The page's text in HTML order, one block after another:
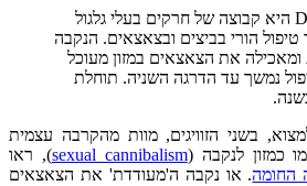
צבתנאים Dermaptera היא קבוצה של חרקים בעלי גלגול
טיפול הורי בביצים ובצאצאים. הנקבה
ומאכילה את הצאצאים במזון מעוכל
נמשך עד הדרגה השניה. תוחלת
בשני הזוויגים, מוות מהקרבה עצמית
כמזון לנקבה (sexual cannibalism), ראו
החומה. או נקבה ה'מעודדת' את הצאצאים